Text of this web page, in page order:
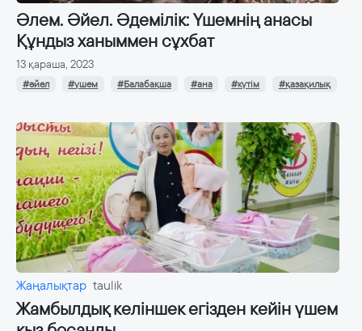
Әлем. Әйел. Әдемілік: Үшемнің анасы
Құндыз ханыммен сұхбат
13 қараша, 2023
#әйел #үшем #Балабақша #ана #күтім #қазақилық
Жаңалықтар taulik
Жамбылдық келіншек егізден кейін үшем